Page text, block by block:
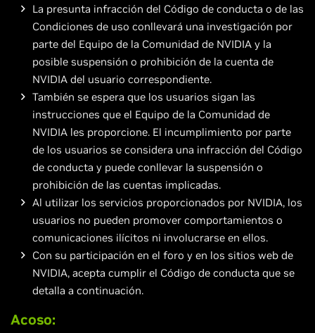
La presunta infracción del Código de conducta o de las
Condiciones de uso conllevará una investigación por
parte del Equipo de la Comunidad de NVIDIA y la
posible suspensión o prohibición de la cuenta de
NVIDIA del usuario correspondiente.
También se espera que los usuarios sigan las
instrucciones que el Equipo de la Comunidad de
NVIDIA les proporcione. El incumplimiento por parte
de los usuarios se considera una infracción del Código
de conducta y puede conllevar la suspensión o
prohibición de las cuentas implicadas.
Al utilizar los servicios proporcionados por NVIDIA, los
usuarios no pueden promover comportamientos o
comunicaciones ilícitos ni involucrarse en ellos.
Con su participación en el foro y en los sitios web de
NVIDIA, acepta cumplir el Código de conducta que se
detalla a continuación.
Acoso: